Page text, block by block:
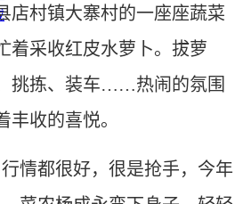
村镇大寨村的一座座蔬菜
着采收红皮水萝卜。拔萝
挑拣、装车……热闹的氛围
丰收的喜悦。
都很好，很是抢手，今年